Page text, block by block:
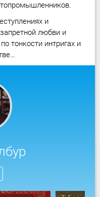
и
любви и
тонкости интригах и